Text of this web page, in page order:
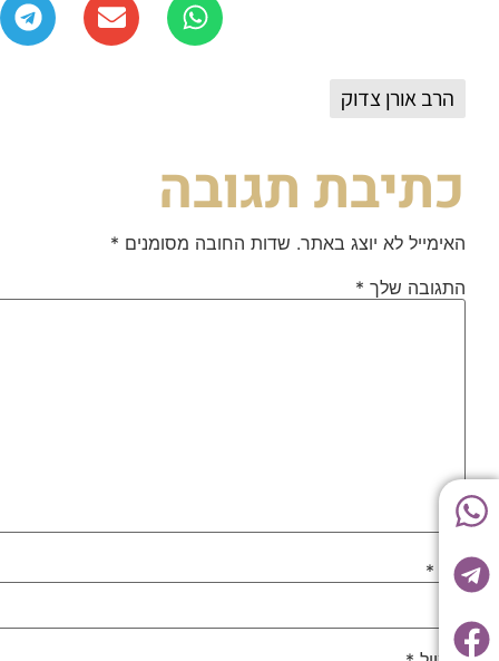
הרב אורן צדוק
כתיבת תגובה
האימייל לא יוצג באתר. שדות החובה מסומנים *
התגובה שלך *
שם *